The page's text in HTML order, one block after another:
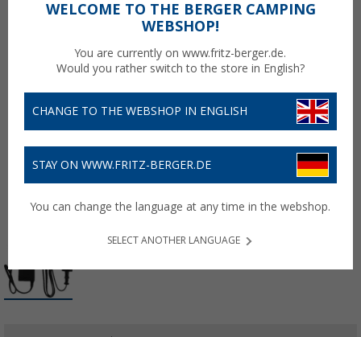
WELCOME TO THE BERGER CAMPING
WEBSHOP!
You are currently on www.fritz-berger.de.
Would you rather switch to the store in English?
CHANGE TO THE WEBSHOP IN ENGLISH
STAY ON WWW.FRITZ-BERGER.DE
You can change the language at any time in the webshop.
SELECT ANOTHER LANGUAGE